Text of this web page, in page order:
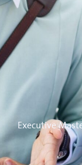
Executive